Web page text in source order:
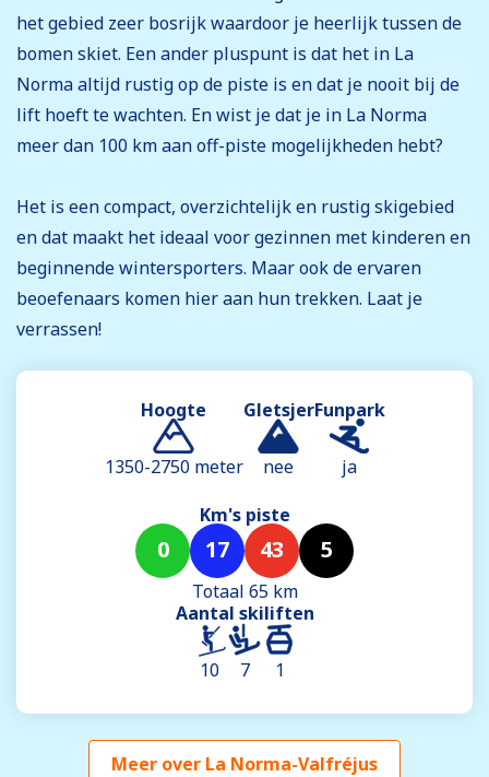
het gebied zeer bosrijk waardoor je heerlijk tussen de
bomen skiet. Een ander pluspunt is dat het in La
Norma altijd rustig op de piste is en dat je nooit bij de
lift hoeft te wachten. En wist je dat je in La Norma
meer dan 100 km aan off-piste mogelijkheden hebt?
Het is een compact, overzichtelijk en rustig skigebied
en dat maakt het ideaal voor gezinnen met kinderen en
beginnende wintersporters. Maar ook de ervaren
beoefenaars komen hier aan hun trekken. Laat je
verrassen!
Hoogte
1350-2750 meter
Gletsjer
nee
Funpark
ja
Km's piste
0 17 43 5
Totaal 65 km
Aantal skiliften
10 7 1
Meer over La Norma-Valfréjus